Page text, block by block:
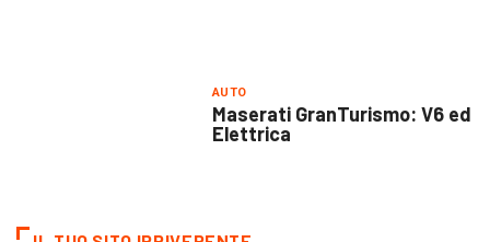
AUTO
Maserati GranTurismo: V6 ed
Elettrica